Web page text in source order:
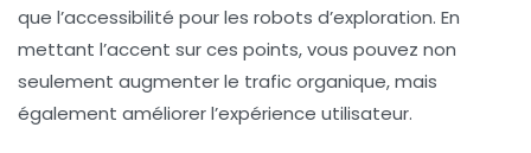
que l’accessibilité pour les robots d’exploration. En
mettant l’accent sur ces points, vous pouvez non
seulement augmenter le trafic organique, mais
également améliorer l’expérience utilisateur.